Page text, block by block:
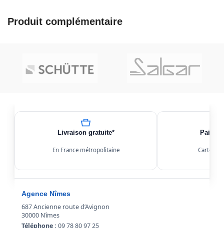
Produit complémentaire
Livraison gratuite*
En France métropolitaine Carte,
Agence Nîmes
687 Ancienne route d’Avignon
30000 Nîmes
Téléphone : 09 78 80 97 25